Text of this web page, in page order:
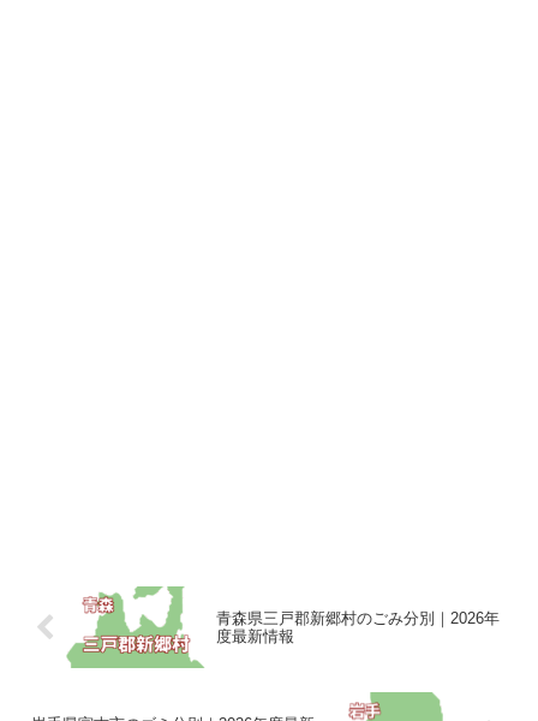
青森県三戸郡新郷村のごみ分別｜2026年
度最新情報